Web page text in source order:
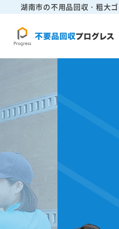
湖南市の不用品回収・粗大